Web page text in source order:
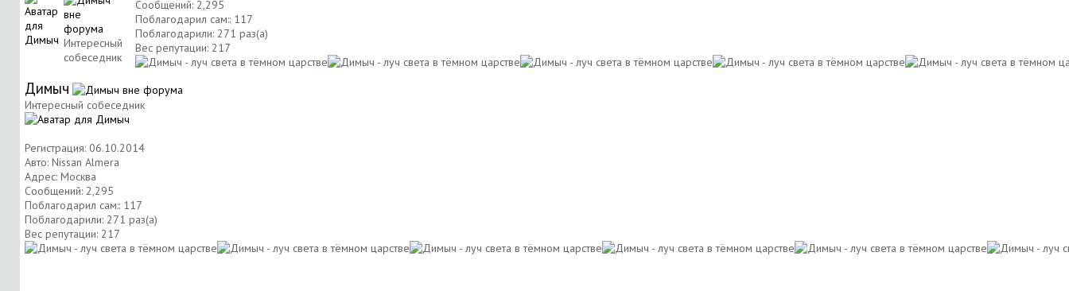
Интересный
собеседник
Сообщений: 2,295
Поблагодарил сам:: 117
Поблагодарили: 271 раз(а)
Вес репутации: 217
Димыч
Интересный собеседник
Регистрация: 06.10.2014
Авто: Nissan Almera
Адрес: Москва
Сообщений: 2,295
Поблагодарил сам:: 117
Поблагодарили: 271 раз(а)
Вес репутации: 217